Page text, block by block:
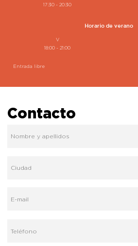
17:30 - 20:30
Horario de verano
V
18:00 - 21:00
Entrada libre
Contacto